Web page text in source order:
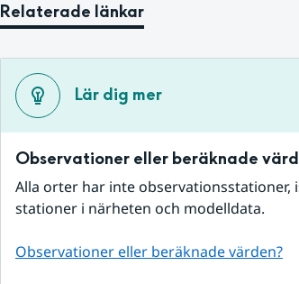
Relaterade länkar
Lär dig mer
Observationer eller beräknade
Alla orter har inte
stationer i närheten och modelldata.
Observationer eller beräknade värden?